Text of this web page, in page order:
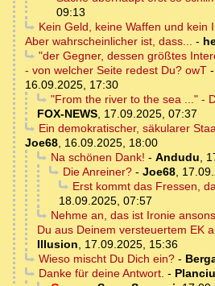
09:13
Kein Geld, keine Waffen und kein
Aber wahrscheinlicher ist, dass... -
"der Gegner, dessen größtes
- von welcher Seite redest Du? owT -
16.09.2025, 17:30
"From the river to the sea ..." -
FOX-NEWS, 17.09.2025, 07:37
Ein demokratischer, säkularer
Joe68, 16.09.2025, 18:00
Na schönen Dank! - Andudu,
Die Anreiner?- Joe68,
Erst kommt das Fressen,
18.09.2025, 07:57
Nehme an, das ist Ironie
Du aus Deinem versteuertem EK
Illusion, 17.09.2025, 15:36
Wieso mischt Du Dich ein?-
Danke für deine Antwort. -